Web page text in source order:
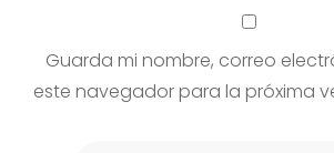
Guarda mi nombre, correo
este navegador para la próxima